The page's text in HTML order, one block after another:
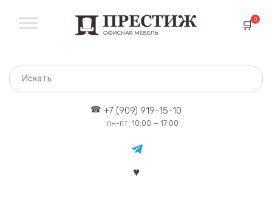
содержанию
0
+7 (909) 919-15-10
пн-пт: 10:00 — 17:00